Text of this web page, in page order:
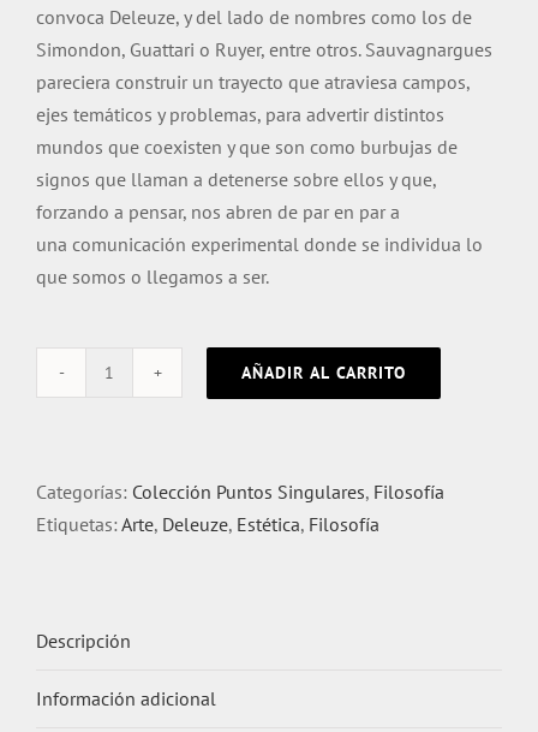
convoca Deleuze, y del lado de nombres como los de
Simondon, Guattari o Ruyer, entre otros. Sauvagnargues
pareciera construir un trayecto que atraviesa campos,
ejes temáticos y problemas, para advertir distintos
mundos que coexisten y que son como burbujas de
signos que llaman a detenerse sobre ellos y que,
forzando a pensar, nos abren de par en par a
una comunicación experimental donde se individua lo
que somos o llegamos a ser.
Una
los
signos.
Deleuze
AÑADIR AL CARRITO
Categorías: Colección Puntos Singulares, Filosofía
Etiquetas: Arte, Deleuze, Estética, Filosofía
Descripción
Información adicional